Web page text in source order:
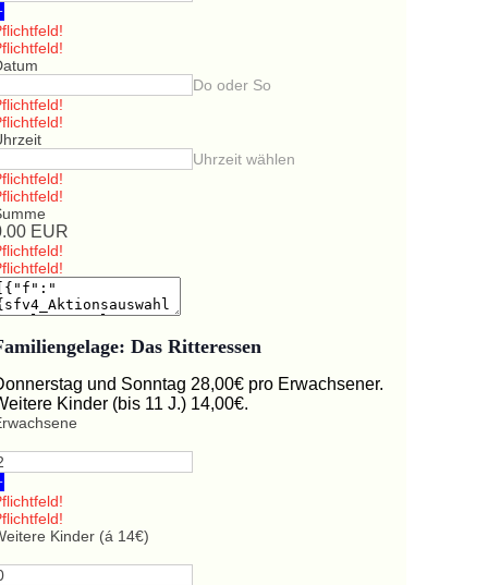
Do oder So
Uhrzeit wählen
EUR
Das Ritteressen
und Sonntag 28,00€ pro Erwachsener.
Kinder (bis 11 J.) 14,00€.
Kinder (á 14€)